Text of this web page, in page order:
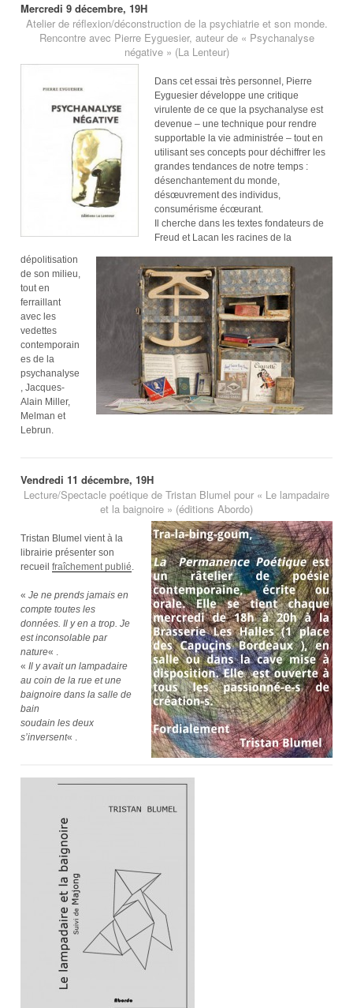
Mercredi 9 décembre, 19H
Atelier de réflexion/déconstruction de la psychiatrie et son monde.
Rencontre avec Pierre Eyguesier, auteur de « Psychanalyse
négative » (La Lenteur)
Dans cet essai très personnel, Pierre
Eyguesier développe une critique
virulente de ce que la psychanalyse est
devenue – une technique pour rendre
supportable la vie administrée – tout en
utilisant ses concepts pour déchiffrer les
grandes tendances de notre temps :
désenchantement du monde,
désœuvrement des individus,
consumérisme écœurant.
Il cherche dans les textes fondateurs de
Freud et Lacan les racines de la
dépolitisation
de son milieu,
tout en
ferraillant
avec les
vedettes
contemporain
es de la
psychanalyse
, Jacques-
Alain Miller,
Melman et
Lebrun.
Vendredi 11 décembre, 19H
Lecture/Spectacle poétique de Tristan Blumel pour « Le lampadaire
et la baignoire » (éditions Abordo)
Tristan Blumel vient à la
librairie présenter son
recueil fraîchement publié.
« Je ne prends jamais en
compte toutes les
données. Il y en a trop. Je
est inconsolable par
nature« .
« Il y avait un lampadaire
au coin de la rue et une
baignoire dans la salle de
bain
soudain les deux
s’inversent« .